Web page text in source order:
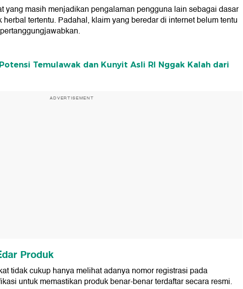
yang masih menjadikan pengalaman pengguna lain sebagai dasar
tertentu. Padahal, klaim yang beredar di internet belum tentu
Temulawak dan Kunyit Asli RI Nggak Kalah dari
ADVERTISEMENT
Produk
tidak cukup hanya melihat adanya nomor registrasi pada
untuk memastikan produk benar-benar terdaftar secara resmi.